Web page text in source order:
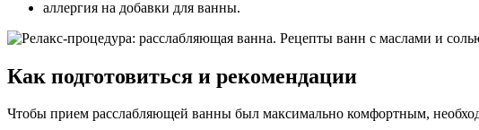
аллергия на добавки для ванны.
Как подготовиться и рекомендации
Чтобы прием расслабляющей ванны был максимально комфортным,